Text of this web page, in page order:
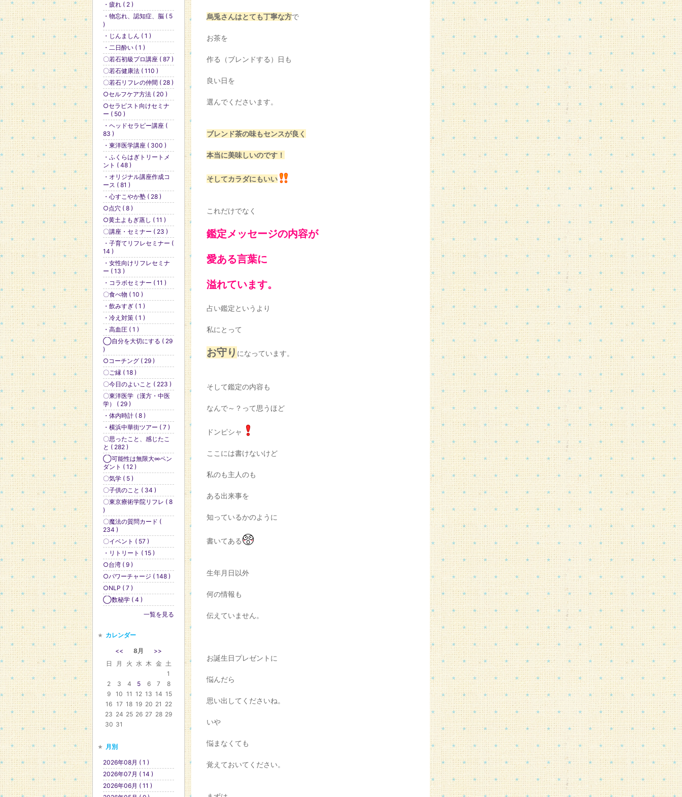
烏兎さんはとても丁寧な方で
お茶を
作る（ブレンドする）日も
良い日を
選んでくださいます。
ブレンド茶の味もセンスが良く
本当に美味しいのです！
そしてカラダにもいい
これだけでなく
鑑定メッセージの内容が
愛ある言葉に
溢れています。
占い鑑定というより
私にとって
お守り になっています。
そして鑑定の内容も
なんで～？って思うほど
ドンピシャ
ここには書けないけど
私のも主人のも
ある出来事を
知っているかのように
書いてある
生年月日以外
何の情報も
伝えていません。
お誕生日プレゼントに
悩んだら
思い出してくださいね。
いや
悩まなくても
覚えておいてください。
・疲れ ( 2 )
・物忘れ、認知症、脳 ( 5
)
・じんましん ( 1 )
・二日酔い ( 1 )
〇若石初級プロ講座 ( 87 )
〇若石健康法 ( 110 )
〇若石リフレの仲間 ( 28 )
○セルフケア方法 ( 20 )
○セラピスト向けセミナ
ー ( 50 )
・ヘッドセラピー講座 (
83 )
・東洋医学講座 ( 300 )
・ふくらはぎトリートメ
ント ( 48 )
・オリジナル講座作成コ
ース ( 81 )
・心すこやか塾 ( 28 )
○点穴 ( 8 )
○黄土よもぎ蒸し ( 11 )
〇講座・セミナー ( 23 )
・子育てリフレセミナー (
14 )
・女性向けリフレセミナ
ー ( 13 )
・コラボセミナー ( 11 )
〇食べ物 ( 10 )
・飲みすぎ ( 1 )
・冷え対策 ( 1 )
・高血圧 ( 1 )
◯自分を大切にする ( 29
)
○コーチング ( 29 )
〇ご縁 ( 18 )
〇今日のよいこと ( 223 )
〇東洋医学（漢方・中医
学） ( 29 )
・体内時計 ( 8 )
・横浜中華街ツアー ( 7 )
〇思ったこと、感じたこ
と ( 282 )
◯可能性は無限大∞ペン
ダント ( 12 )
〇気学 ( 5 )
〇子供のこと ( 34 )
〇東京療術学院リフレ ( 8
)
〇魔法の質問カード (
234 )
〇イベント ( 57 )
・リトリート ( 15 )
○台湾 ( 9 )
○パワーチャージ ( 148 )
○NLP ( 7 )
◯数秘学 ( 4 )
一覧を見る
カレンダー
<< 8月
>>
日
月 火 水 木 金 土
1
2
3 4 5 6 7
8
9
10 11 12 13 14 15
16 17 18 19 20 21 22
23 24 25 26 27 28 29
30 31
月別
2026年08月 ( 1 )
2026年07月 ( 14 )
2026年06月 ( 11 )